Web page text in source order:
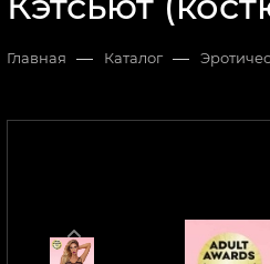
Главная — Каталог —